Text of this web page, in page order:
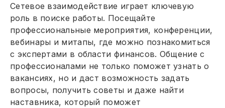
Сетевое взаимодействие играет ключевую
роль в поиске работы. Посещайте
профессиональные мероприятия, конференции,
вебинары и митапы, где можно познакомиться
с экспертами в области финансов. Общение с
профессионалами не только поможет узнать о
вакансиях, но и даст возможность задать
вопросы, получить советы и даже найти
наставника, который поможет